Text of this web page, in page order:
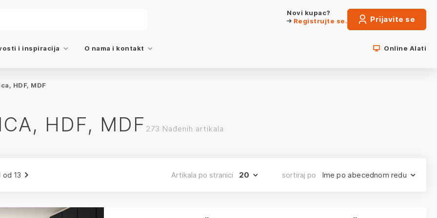
Novi kupac?
Registrujte se.
Prijavite se
i inspiracija O nama i kontakt Online Alati
HDF, MDF
HDF, MDF 273 Nađenih artikala
od 13 Artikala po stranici 20 sortiraj po Ime po abecednom redu